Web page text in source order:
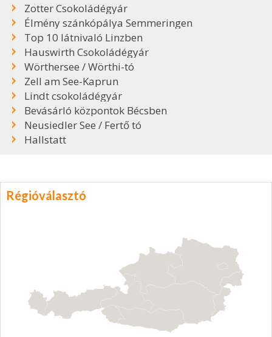
Zotter Csokoládégyár
Élmény szánkópálya Semmeringen
Top 10 látnivaló Linzben
Hauswirth Csokoládégyár
Wörthersee / Wörthi-tó
Zell am See-Kaprun
Lindt csokoládégyár
Bevásárló központok Bécsben
Neusiedler See / Fertő tó
Hallstatt
Régióválasztó